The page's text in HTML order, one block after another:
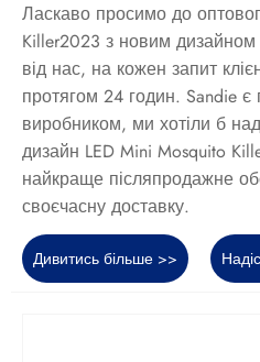
Ласкаво просимо до
Killer2023 з новим дизайном
від нас, на кожен запит
протягом 24 годин. Sandie
виробником, ми хотіли б
дизайн LED Mini Mosquito
найкраще післяпродажне
своєчасну доставку.
Дивитись більше >>